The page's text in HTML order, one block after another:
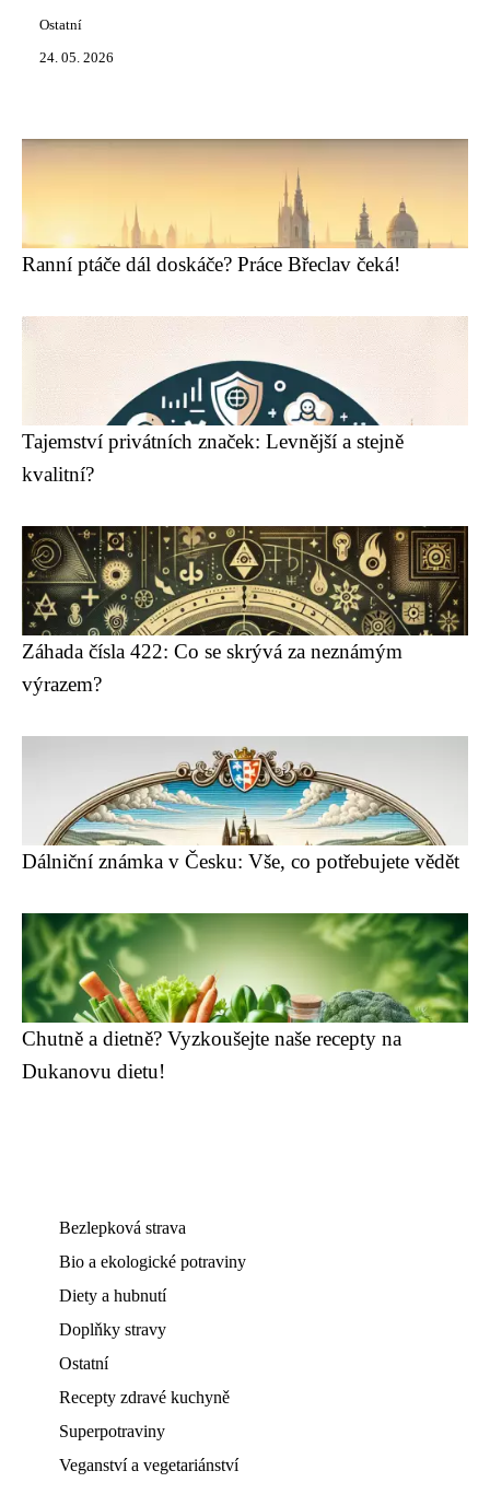
Ostatní
24. 05. 2026
Ranní ptáče dál doskáče? Práce Břeclav čeká!
Tajemství privátních značek: Levnější a stejně
kvalitní?
Záhada čísla 422: Co se skrývá za neznámým
výrazem?
Dálniční známka v Česku: Vše, co potřebujete vědět
Chutně a dietně? Vyzkoušejte naše recepty na
Dukanovu dietu!
Bezlepková strava
Bio a ekologické potraviny
Diety a hubnutí
Doplňky stravy
Ostatní
Recepty zdravé kuchyně
Superpotraviny
Veganství a vegetariánství